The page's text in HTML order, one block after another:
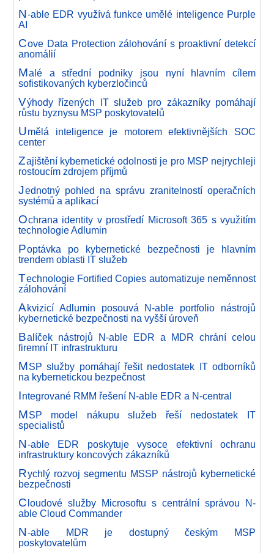
N-able EDR využívá funkce umělé inteligence Purple
AI
Cove Data Protection zálohování s proaktivní detekcí
anomálií
Malé a střední podniky jsou nyní hlavním cílem
sofistikovaných kyberzločinců
Výhody řízených IT služeb pro zákazníky pomáhají
růstu byznysu MSP poskytovatelů
Umělá inteligence je motorem efektivnějších SOC
center
Zajištění kybernetické odolnosti je pro MSP nejrychleji
rostoucím zdrojem příjmů
Jednotný pohled na správu zranitelností operačních
systémů a aplikací
Ochrana identity v prostředí Microsoft 365 s využitím
technologie Adlumin
Poptávka po kybernetické bezpečnosti je hlavním
trendem oblasti IT služeb
Technologie Fortified Copies automatizuje neměnnost
zálohování
Akvizicí Adlumin posouvá N-able portfolio nástrojů
kybernetické bezpečnosti na vyšší úroveň
Balíček nástrojů N-able EDR a MDR chrání celou
firemní IT infrastrukturu
MSP služby pomáhají řešit nedostatek IT odborníků
na kybernetickou bezpečnost
Integrované RMM řešení N-able EDR a N-central
MSP model nákupu služeb řeší nedostatek IT
specialistů
N-able EDR poskytuje vysoce efektivní ochranu
infrastruktury koncových zákazníků
Rychlý rozvoj segmentu MSSP nástrojů kybernetické
bezpečnosti
Cloudové služby Microsoftu s centrální správou N-
able Cloud Commander
N-able MDR je dostupný českým MSP
poskytovatelům